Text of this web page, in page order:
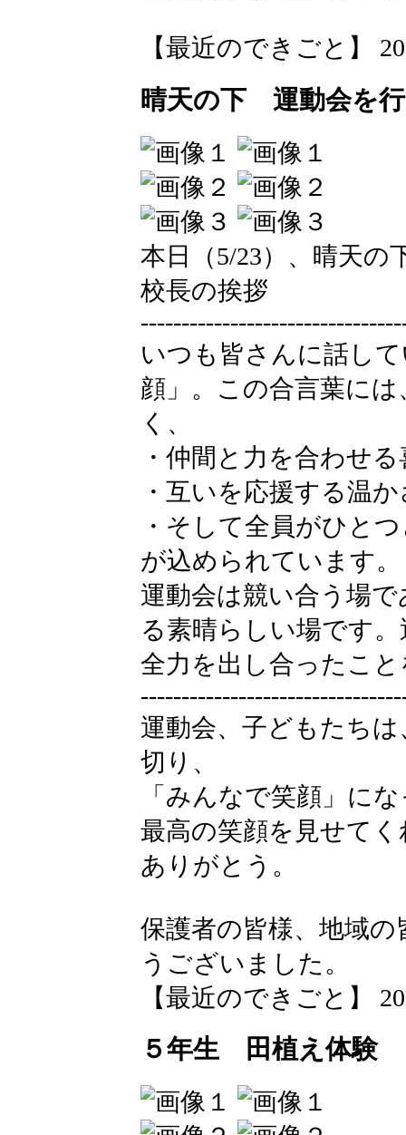
【最近のできごと】
晴天の下 運動会を
本日（5/23）、晴天
校長の挨拶
いつも皆さんに話し
顔」。この合言葉に
く、
・仲間と力を合わせ
・互いを応援する温か
・そして全員がひと
が込められています。
運動会は競い合う場
る素晴らしい場です
全力を出し合ったこ
運動会、子どもたち
切り、
「みんなで笑顔」に
最高の笑顔を見せて
ありがとう。
保護者の皆様、地域
うございました。
【最近のできごと】
５年生 田植え体験